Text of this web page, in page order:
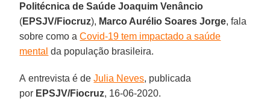
Politécnica de Saúde Joaquim Venâncio
(EPSJV/Fiocruz), Marco Aurélio Soares Jorge, fala
sobre como aCovid-19 tem impactado a saúde
mental da população brasileira.
A entrevista é deJulia Neves, publicada
por EPSJV/Fiocruz, 16-06-2020.